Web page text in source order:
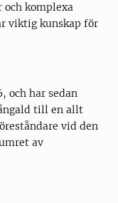
och komplexa
viktig kunskap för
och har sedan
till en allt
vid den
av